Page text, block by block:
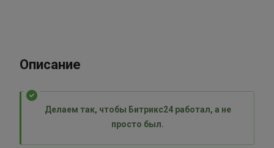
Описание
Делаем так, чтобы Битрикс24 работал, а не
просто был.